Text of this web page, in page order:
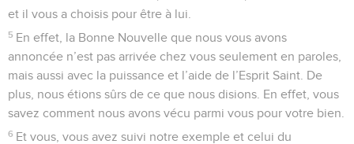
et il vous a choisis pour être à lui.
5 En effet, la Bonne Nouvelle que nous vous avons
annoncée n’est pas arrivée chez vous seulement en paroles,
mais aussi avec la puissance et l’aide de l’Esprit Saint. De
plus, nous étions sûrs de ce que nous disions. En effet, vous
savez comment nous avons vécu parmi vous pour votre bien.
6 Et vous, vous avez suivi notre exemple et celui du